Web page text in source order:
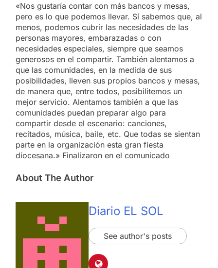
«Nos gustaría contar con más bancos y mesas,
pero es lo que podemos llevar. Sí sabemos que, al
menos, podemos cubrir las necesidades de las
personas mayores, embarazadas o con
necesidades especiales, siempre que seamos
generosos en el compartir. También alentamos a
que las comunidades, en la medida de sus
posibilidades, lleven sus propios bancos y mesas,
de manera que, entre todos, posibilitemos un
mejor servicio. Alentamos también a que las
comunidades puedan preparar algo para
compartir desde el escenario: canciones,
recitados, música, baile, etc. Que todas se sientan
parte en la organización esta gran fiesta
diocesana.» Finalizaron en el comunicado
About The Author
Diario EL SOL
See author's posts